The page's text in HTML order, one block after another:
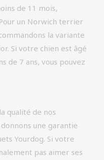
de 11 mois,
un Norwich terrier
la variante
Si votre chien est âgé
de 7 ans, vous pouvez
qualité de nos
une garantie
Yourdog. Si votre
pas aimer ses